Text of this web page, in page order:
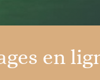
en